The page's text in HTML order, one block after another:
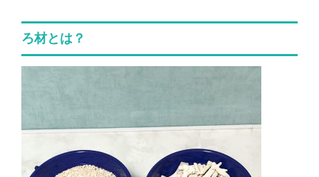
ろ材とは？